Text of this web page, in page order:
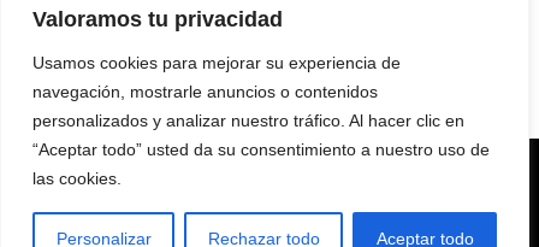
Valoramos tu privacidad
Usamos cookies para mejorar su experiencia de
navegación, mostrarle anuncios o contenidos
personalizados y analizar nuestro tráfico. Al hacer clic en
“Aceptar todo” usted da su consentimiento a nuestro uso de
las cookies.
Personalizar Rechazar todo Aceptar todo
WordPress.org
POLÍTICA DE COOKIES
Utilizamos cookies para asegurar que damos la mejor
utilizando este sitio asumiremos que está de acuerdo.